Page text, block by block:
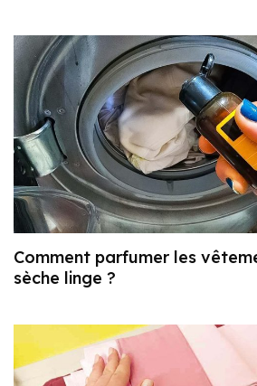
Comment parfumer les
sèche linge ?